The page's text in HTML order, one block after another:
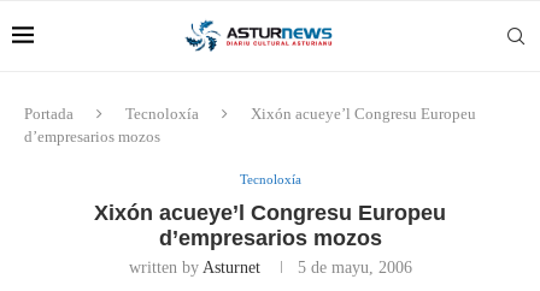
Portada Tecnoloxía
Xixón acueye’l Congresu Europeu
d’empresarios mozos
Tecnoloxía
Xixón acueye’l Congresu Europeu
d’empresarios mozos
written by Asturnet 5 de mayu, 2006